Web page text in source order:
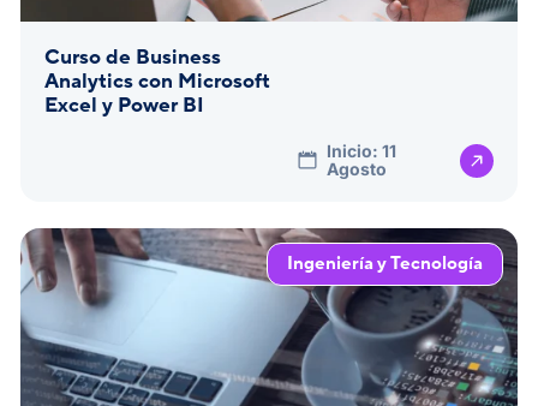
Curso de Business
Analytics con Microsoft
Excel y Power BI
Inicio: 11
Agosto
Ingeniería y Tecnología